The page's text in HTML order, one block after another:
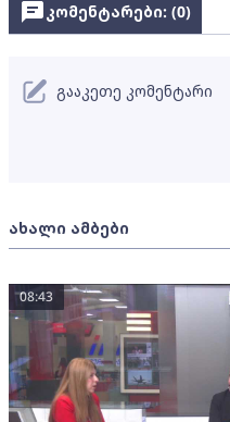
ახალი ამბები
08:43
კომენტარები: (0)
გააკეთე კომენტარი